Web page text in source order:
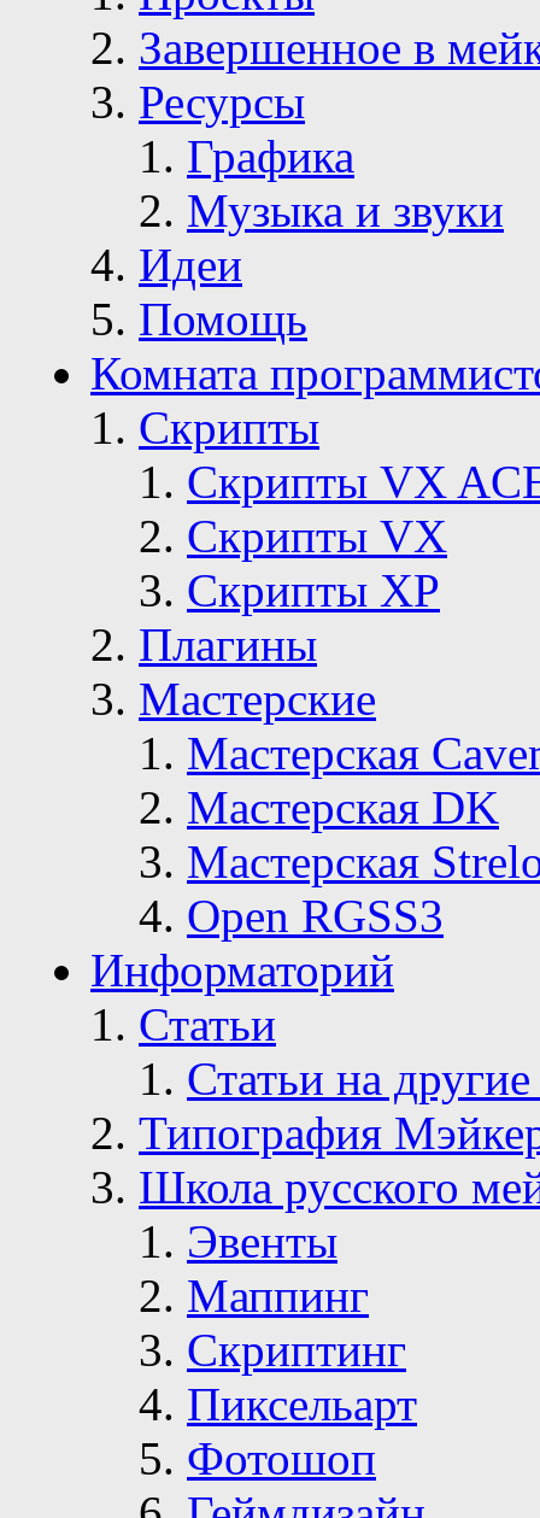
Завершенное в
Ресурсы
Графика
Музыка и звуки
Идеи
Помощь
Комната
Скрипты
Скрипты VX
Скрипты VX
Скрипты ХР
Плагины
Мастерские
Мастерская
Мастерская DK
Мастерская
Open RGSS3
Информаторий
Статьи
Статьи на
Типография
Школа русского
Эвенты
Маппинг
Скриптинг
Пиксельарт
Фотошоп